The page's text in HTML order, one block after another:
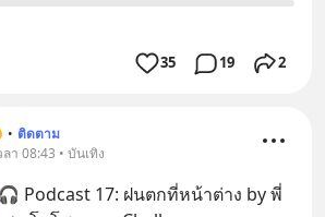
35 19 2
• ติดตาม
า 08:43 • บันเทิง
🎧 Podcast 17: ฝนตกที่หน้าต่าง by พี่